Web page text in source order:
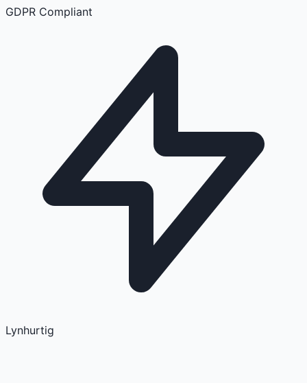
GDPR Compliant
Lynhurtig